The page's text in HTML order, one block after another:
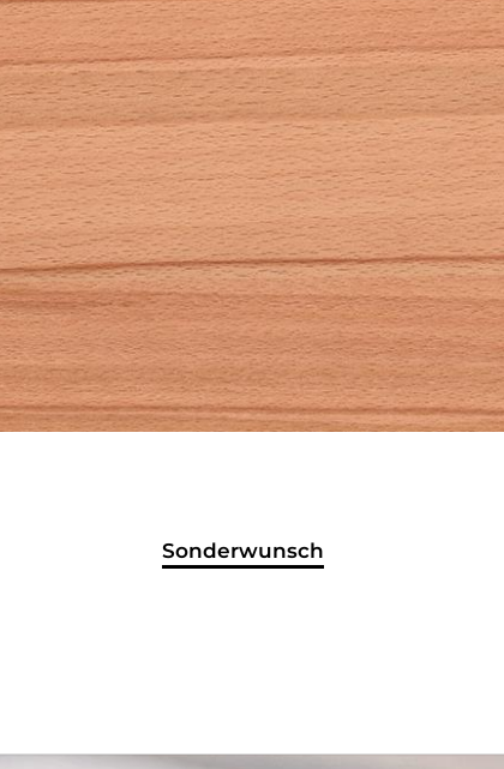
Sonderwunsch